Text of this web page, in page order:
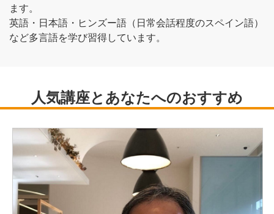
ます。
英語・日本語・ヒンズー語（日常会話程度のスペイン語）
など多言語を学び習得しています。